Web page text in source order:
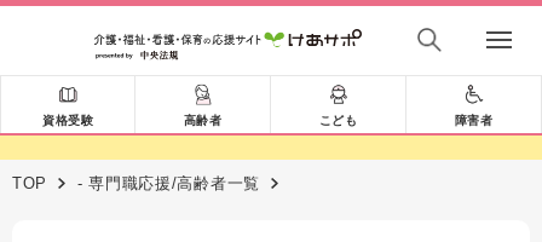
資格受験 高齢者 こども 障害者
TOP - 専門職応援/高齢者一覧